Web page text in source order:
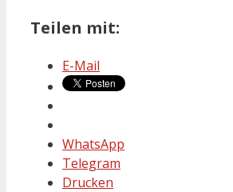
Teilen mit:
E-Mail
WhatsApp
Telegram
Drucken